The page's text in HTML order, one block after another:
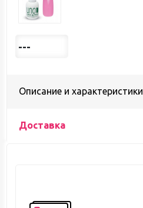
---
Описание и характеристики
Доставка